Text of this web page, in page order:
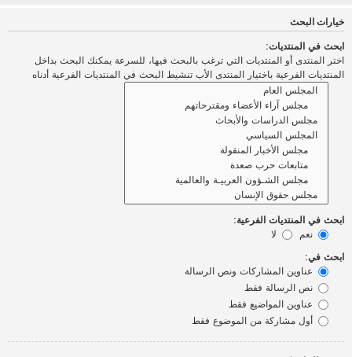
خيارات البحث
ابحث في المنتديات:
اختر المنتدى أو المنتديات التي ترغب بالبحث فيها، للسرعة يمكنك البحث بداخل
المنتديات الفرعية باختيار المنتدى الأب تنشيط البحث في المنتديات الفرعية أدناه
ابحث في المنتديات الفرعية:
نعم
لا
ابحث في:
عناوين المشاركات ونص الرسالة
نص الرسالة فقط
عناوين المواضيع فقط
أول مشاركة من الموضوع فقط